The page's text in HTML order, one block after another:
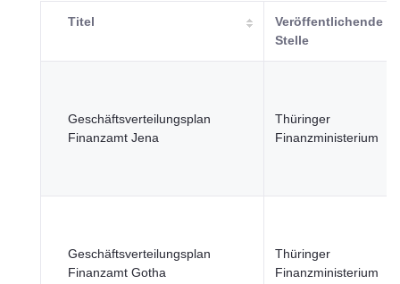
Titel
Veröffentlichende
Stelle
Geschäftsverteilungsplan
Finanzamt Jena
Thüringer
Finanzministerium
Geschäftsverteilungsplan
Finanzamt Gotha
Thüringer
Finanzministerium